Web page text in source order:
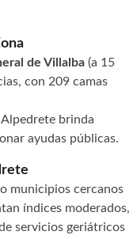
de Villalba (a 15
con 209 camas
brinda
ayudas públicas.
municipios cercanos
índices moderados,
servicios geriátricos